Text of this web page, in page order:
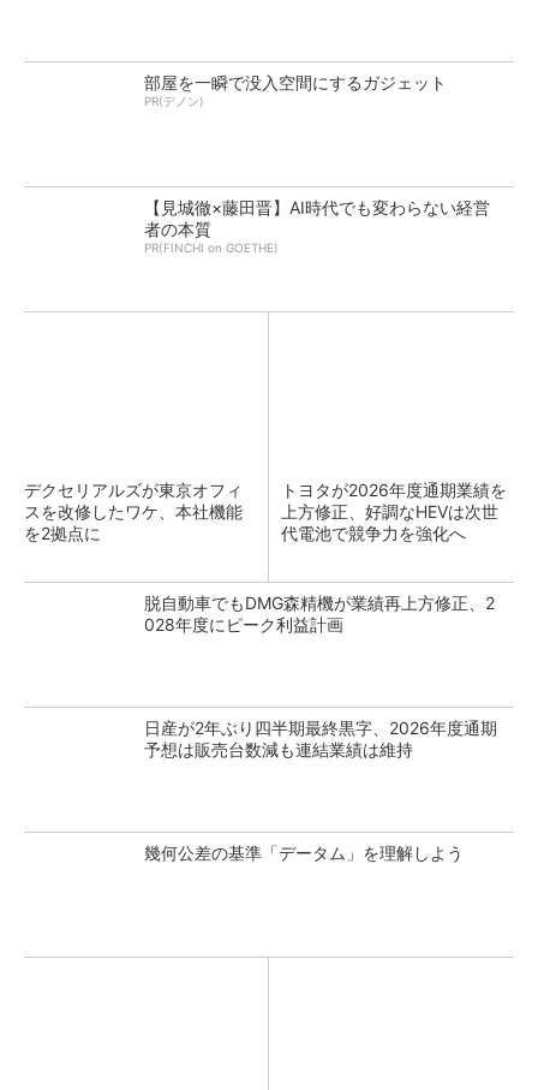
部屋を一瞬で没入空間にするガジェット
PR(デノン)
【見城徹×藤田晋】AI時代でも変わらない経営
者の本質
PR(FINCHI on GOETHE)
デクセリアルズが東京オフィ
スを改修したワケ、本社機能
を2拠点に
トヨタが2026年度通期業績を
上方修正、好調なHEVは次世
代電池で競争力を強化へ
脱自動車でもDMG森精機が業績再上方修正、2
028年度にピーク利益計画
日産が2年ぶり四半期最終黒字、2026年度通期
予想は販売台数減も連結業績は維持
幾何公差の基準「データム」を理解しよう